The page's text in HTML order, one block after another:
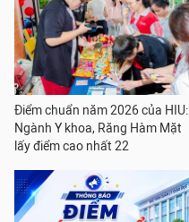
Điểm chuẩn năm 2026 của HIU:
Ngành Y khoa, Răng Hàm Mặt
lấy điểm cao nhất 22